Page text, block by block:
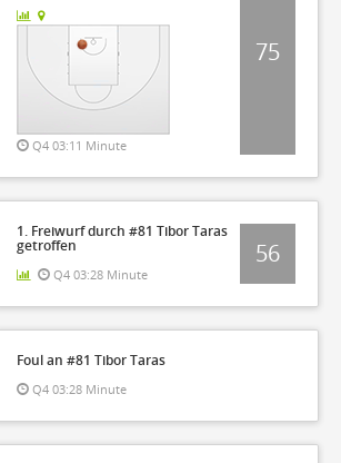
Q4 03:11 Minute
75
1. Freiwurf durch #81 Tibor Taras
getroffen
Q4 03:28 Minute
56
Foul an #81 Tibor Taras
Q4 03:28 Minute